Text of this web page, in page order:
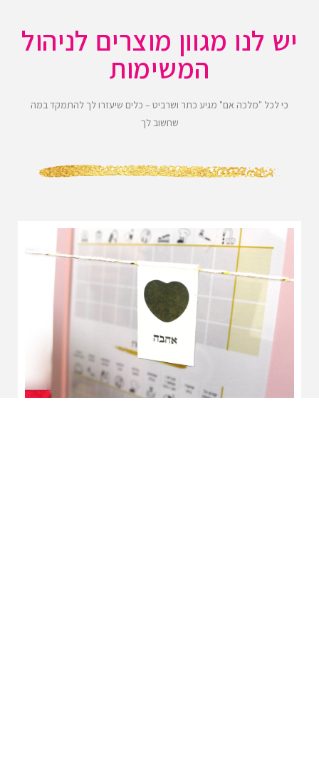
יש לנו מגוון מוצרים לניהול
המשימות
כי לכל "מלכה אם" מגיע כתר ושרביט – כלים שיעזרו לך להתמקד במה
שחשוב לך
לוח משימות
כדי שהילדים יהיו שותפים פעילים בבית ויגדלו בסביבה
שמאפשרת עצמאות ונוטעת בהם אהבה ובטחון